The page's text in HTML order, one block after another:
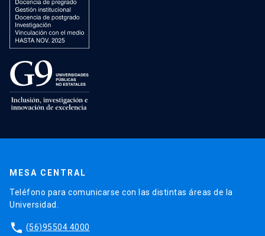
MESA CENTRAL
Teléfono para comunicarse con las distintas áreas de la
Universidad.
phone (56)95504 4000